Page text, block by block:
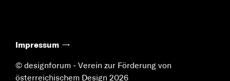
Impressum
© designforum - Verein zur Förderung von
österreichischem Design 2026